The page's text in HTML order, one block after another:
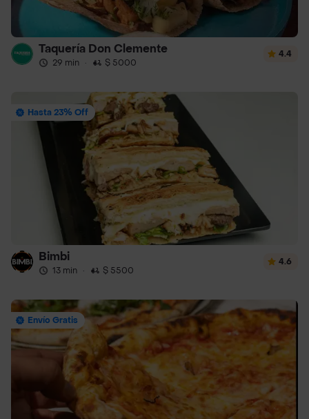
Taquería Don Clemente
29 min · $ 5000
4.4
Hasta 23% Off
Bimbi
13 min · $ 5500
4.6
Envío Gratis